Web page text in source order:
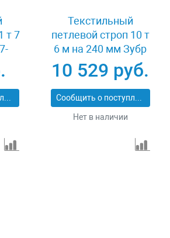
т 7
Сообщить о поступлении
Текстильный
петлевой строп 10 т
6 м на 240 мм Зубр
43559-10-6
10 529 руб.
Сообщить о поступлении
Нет в наличии